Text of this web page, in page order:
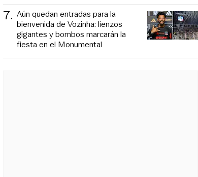
7. Aún quedan entradas para la
bienvenida de Vozinha: lienzos
gigantes y bombos marcarán la
fiesta en el Monumental